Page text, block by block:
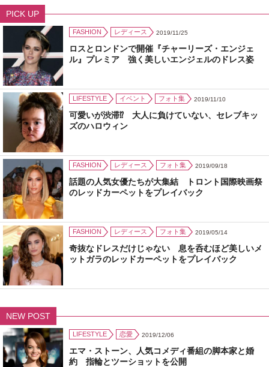
PICK UP
FASHION レディース 2019/11/25
ロスとロンドンで開催『チャーリーズ・エンジェ
ル』プレミア 強く美しいエンジェルのドレス姿
LIFESTYLE イベント フォト集 2019/11/10
可愛いが渋滞⁉ 大人に負けていない、セレブキッ
ズのハロウィン
FASHION レディース フォト集 2019/09/18
話題の人気女優たちが大集結 トロント国際映画祭
のレッドカーペットをプレイバック
FASHION レディース フォト集 2019/05/14
奇抜なドレスだけじゃない 息を呑むほど美しいメ
ットガラのレッドカーペットをプレイバック
NEW POST
LIFESTYLE 恋愛 2019/12/06
エマ・ストーン、人気コメディ番組の脚本家と婚
約 指輪とツーショットを公開